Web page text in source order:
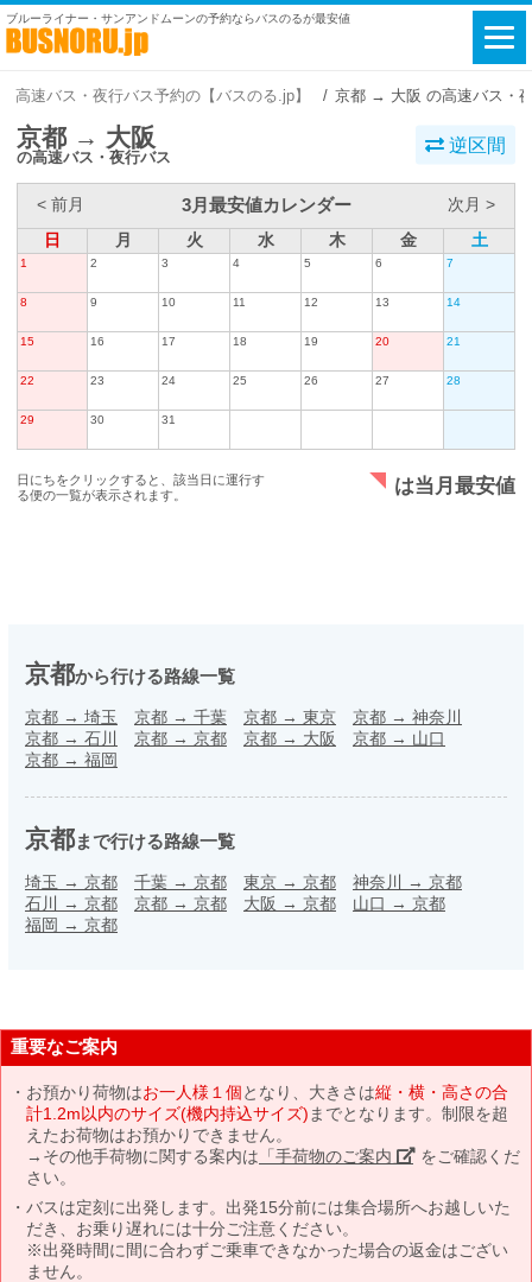
ブルーライナー・サンアンドムーンの予約ならバスのるが最安値
高速バス・夜行バス予約の【バスのる.jp】 京都 → 大阪 の高速バス・
京都 → 大阪
の高速バス・夜行バス
逆区間
< 前月 3月最安値カレンダー
次月 >
日
月 火 水 木 金 土
1 2 3 4 5 6 7
8 9 10 11 12 13 14
15 16 17 18 19 20 21
22 23 24 25 26 27 28
29 30 31
日にちをクリックすると、該当日に運行す
る便の一覧が表示されます。
は当月最安値
京都から行ける路線一覧
京都 → 埼玉 京都 → 千葉 京都 → 東京 京都 → 神奈川
京都 → 石川 京都 → 京都 京都 → 大阪 京都 → 山口
京都 → 福岡
京都まで行ける路線一覧
埼玉 → 京都 千葉 → 京都 東京 → 京都 神奈川 → 京都
石川 → 京都 京都 → 京都 大阪 → 京都 山口 → 京都
福岡 → 京都
重要なご案内
お預かり荷物はお一人様１個となり、大きさは縦・横・高さの合
計1.2m以内のサイズ(機内持込サイズ) までとなります。制限を超
えたお荷物はお預かりできません。
→その他手荷物に関する案内は 「手荷物のご案内」 をご確認くだ
さい。
バスは定刻に出発します。出発15分前には集合場所へお越しいた
だき、お乗り遅れには十分ご注意ください。
※出発時間に間に合わずご乗車できなかった場合の返金はござい
ません。